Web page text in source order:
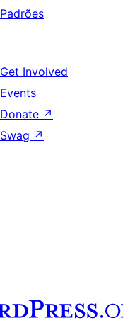
Padrões
Get Involved
Events
Donate ↗
Swag ↗